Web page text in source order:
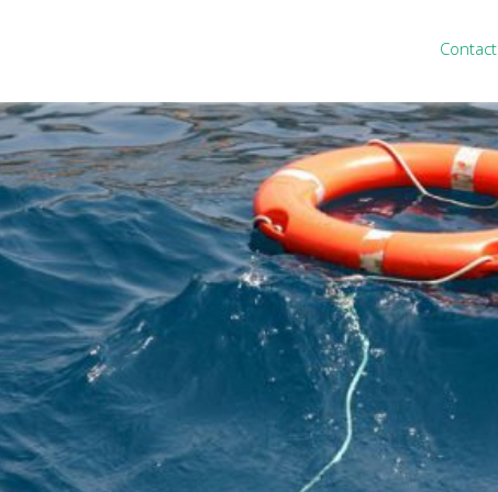
Contact
personeel
advies
Purmerend
Nieuws&informatie
Nieuwsbrief
Nieuwsoverzicht
Handige links
Downloads